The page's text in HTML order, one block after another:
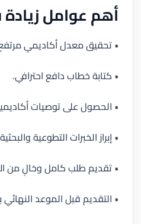
أهم عوامل
• تحقيق معدل أكاديمي
• كتابة خطاب دافع احترافي.
• الحصول على توصيات
• إبراز الخبرات التطوعية
• تقديم طلب كامل وخالٍ من
• التقديم قبل الموعد النهائي